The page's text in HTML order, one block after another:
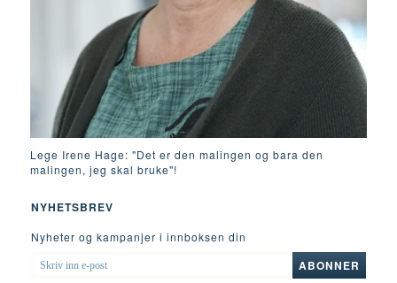
Lege Irene Hage: "Det er den malingen og bara den
malingen, jeg skal bruke"!
NYHETSBREV
Nyheter og kampanjer i innboksen din
SKRIV
INN
ABONNER